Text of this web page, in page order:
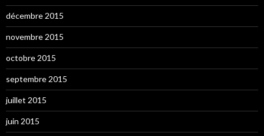
décembre 2015
novembre 2015
octobre 2015
septembre 2015
juillet 2015
juin 2015